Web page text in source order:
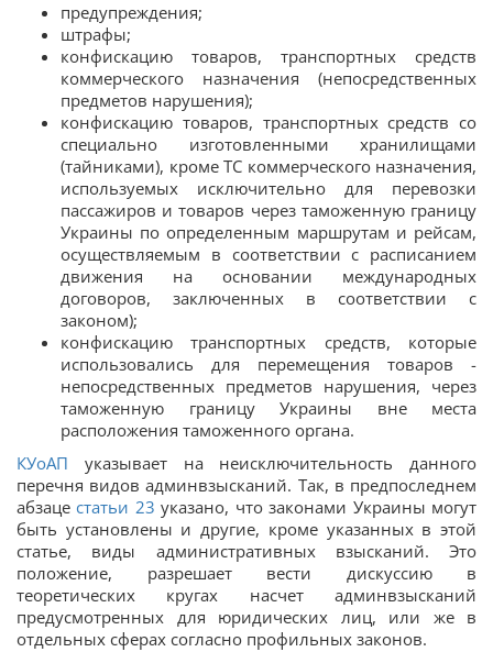
предупреждения;
штрафы;
конфискацию товаров, транспортных средств
коммерческого назначения (непосредственных
предметов нарушения);
конфискацию товаров, транспортных средств со
специально изготовленными хранилищами
(тайниками), кроме ТС коммерческого назначения,
используемых исключительно для перевозки
пассажиров и товаров через таможенную границу
Украины по определенным маршрутам и рейсам,
осуществляемым в соответствии с расписанием
движения на основании международных
договоров, заключенных в соответствии с
законом);
конфискацию транспортных средств, которые
использовались для перемещения товаров -
непосредственных предметов нарушения, через
таможенную границу Украины вне места
расположения таможенного органа.
КУоАП указывает на неисключительность данного
перечня видов админвзысканий. Так, в предпоследнем
абзацестатьи 23 указано, что законами Украины могут
быть установлены и другие, кроме указанных в этой
статье, виды административных взысканий. Это
положение, разрешает вести дискуссию в
теоретических кругах насчет админвзысканий
предусмотренных для юридических лиц, или же в
отдельных сферах согласно профильных законов.